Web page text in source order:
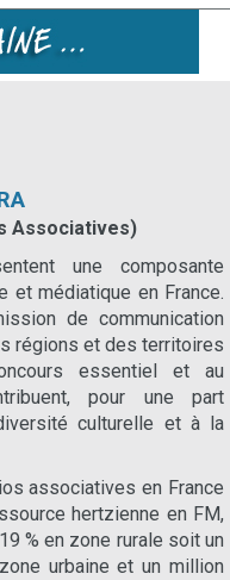
Associatives)
une composante
médiatique en France.
de communication
régions et des territoires
essentiel et au
pour une part
culturelle et à la
associatives en France
hertzienne en FM,
% en zone rurale soit un
urbaine et un million